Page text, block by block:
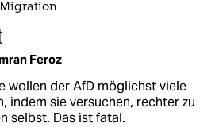
Migration
Feroz
wollen der AfD möglichst viele
indem sie versuchen, rechter zu
selbst. Das ist fatal.